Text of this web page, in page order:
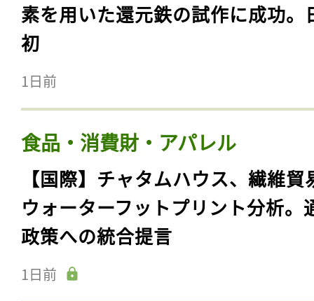
素を用いた還元鉄の試作に成功。
初
1日前
食品・消費財・アパレル
【国際】チャタムハウス、繊維貿
ウォーターフットプリント分析。
政策への統合提言
1日前